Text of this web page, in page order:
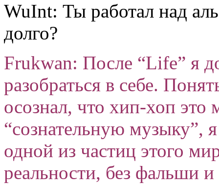
WuInt: Ты работал над
долго?
Frukwan: После “Life” я
разобраться в себе.
осознал, что хип-хоп это
“сознательную музыку”,
одной из частиц этого
реальности, без фальши